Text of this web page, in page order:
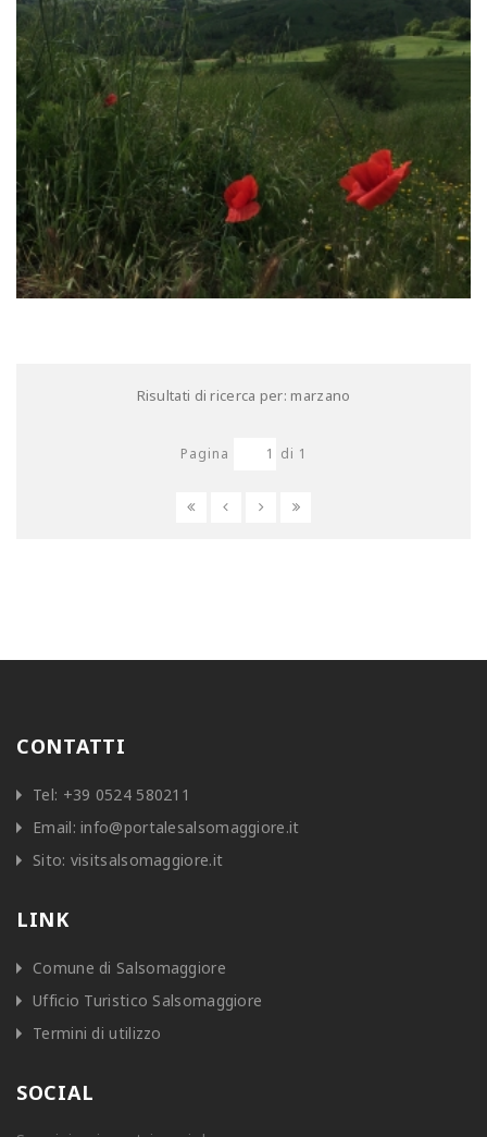
Risultati di ricerca per: marzano
Pagina di 1
CONTATTI
Tel: +39 0524 580211
Email:info@portalesalsomaggiore.it
Sito: visitsalsomaggiore.it
LINK
Comune di Salsomaggiore
Ufficio Turistico Salsomaggiore
Termini di utilizzo
SOCIAL